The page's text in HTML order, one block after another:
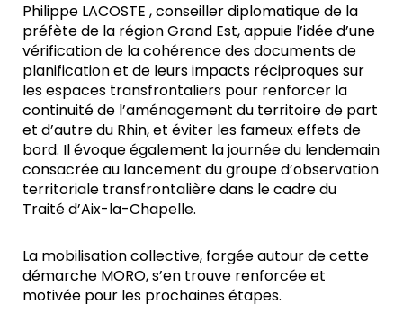
Philippe LACOSTE , conseiller diplomatique de la
préfète de la région Grand Est, appuie l’idée d’une
vérification de la cohérence des documents de
planification et de leurs impacts réciproques sur
les espaces transfrontaliers pour renforcer la
continuité de l’aménagement du territoire de part
et d’autre du Rhin, et éviter les fameux effets de
bord. Il évoque également la journée du lendemain
consacrée au lancement du groupe d’observation
territoriale transfrontalière dans le cadre du
Traité d’Aix-la-Chapelle.
La mobilisation collective, forgée autour de cette
démarche MORO, s’en trouve renforcée et
motivée pour les prochaines étapes.